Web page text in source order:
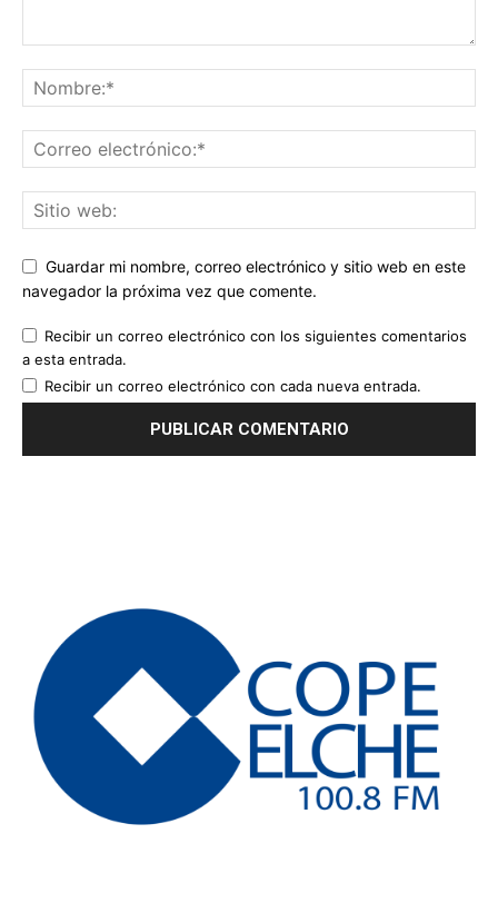
Guardar mi nombre, correo electrónico y sitio web en este
navegador la próxima vez que comente.
Recibir un correo electrónico con los siguientes comentarios
a esta entrada.
Recibir un correo electrónico con cada nueva entrada.